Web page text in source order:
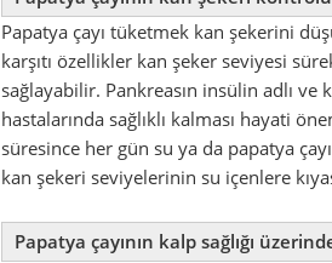
Papatya çayı tüketmek kan şekerini
karşıtı özellikler kan şeker seviyesi
sağlayabilir. Pankreasın insülin adlı
hastalarında sağlıklı kalması hayati
süresince her gün su ya da papatya
kan şekeri seviyelerinin su içenlere
Papatya çayının kalp sağlığı